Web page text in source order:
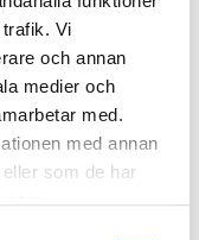
Vi
och annan
medier och
med.
med annan
som de har
med eller utan